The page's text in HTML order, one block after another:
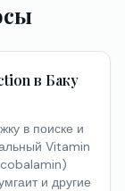
в Баку
в поиске и
Vitamin
и другие